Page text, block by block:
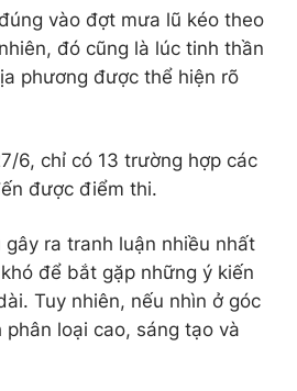
vào đợt mưa lũ kéo theo
đó cũng là lúc tinh thần
phương được thể hiện rõ
6, chỉ có 13 trường hợp các
được điểm thi.
ra tranh luận nhiều nhất
để bắt gặp những ý kiến
Tuy nhiên, nếu nhìn ở góc
loại cao, sáng tạo và